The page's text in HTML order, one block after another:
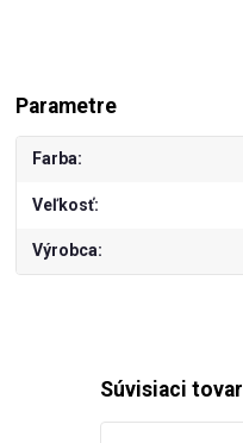
Parametre
Farba
Veľkosť
Výrobca
Súvisiaci tovar